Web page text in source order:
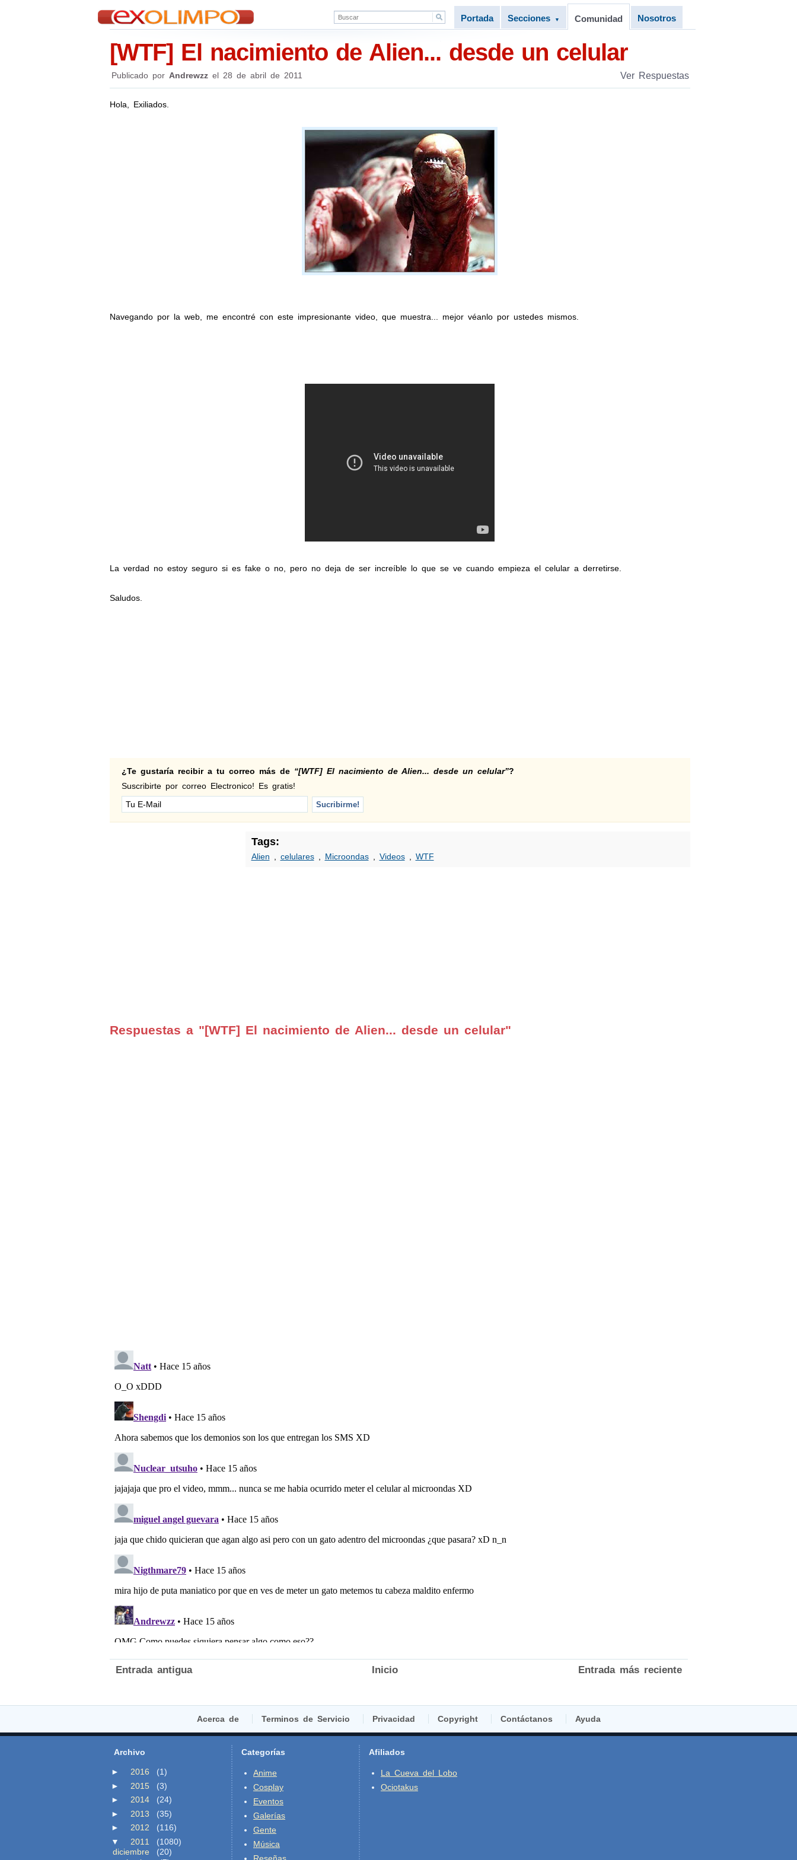
Portada Secciones ▼ Comunidad Nosotros
[WTF] El nacimiento de Alien... desde un celular
Publicado por Andrewzzel 28 de abril de 2011 Ver Respuestas
Hola, Exiliados.
Navegando por la web, me encontré con este impresionante video, que muestra... mejor véanlo por ustedes mismos.
La verdad no estoy seguro si es fake o no, pero no deja de ser increíble lo que se ve cuando empieza el celular a derretirse.
Saludos.
¿Te gustaría recibir a tu correo más de “[WTF] El nacimiento de Alien... desde un celular”?
Suscribirte por correo Electronico! Es gratis!
Tags:
Alien celulares, Microondas, Videos, WTF
Respuestas a "[WTF] El nacimiento de Alien... desde un celular"
Entrada más reciente
Entrada antigua Inicio
Acerca de Terminos de Servicio Privacidad Copyright Contáctanos Ayuda
Archivo
► 2016
(1)
►
2015
(3)
►
2014
(24)
►
2013
(35)
►
2012
(116)
▼
2011
(1080)
diciembre
(20)
Categorías
Anime
Cosplay
Eventos
Galerías
Gente
Música
Afiliados
La Cueva del Lobo
Ociotakus